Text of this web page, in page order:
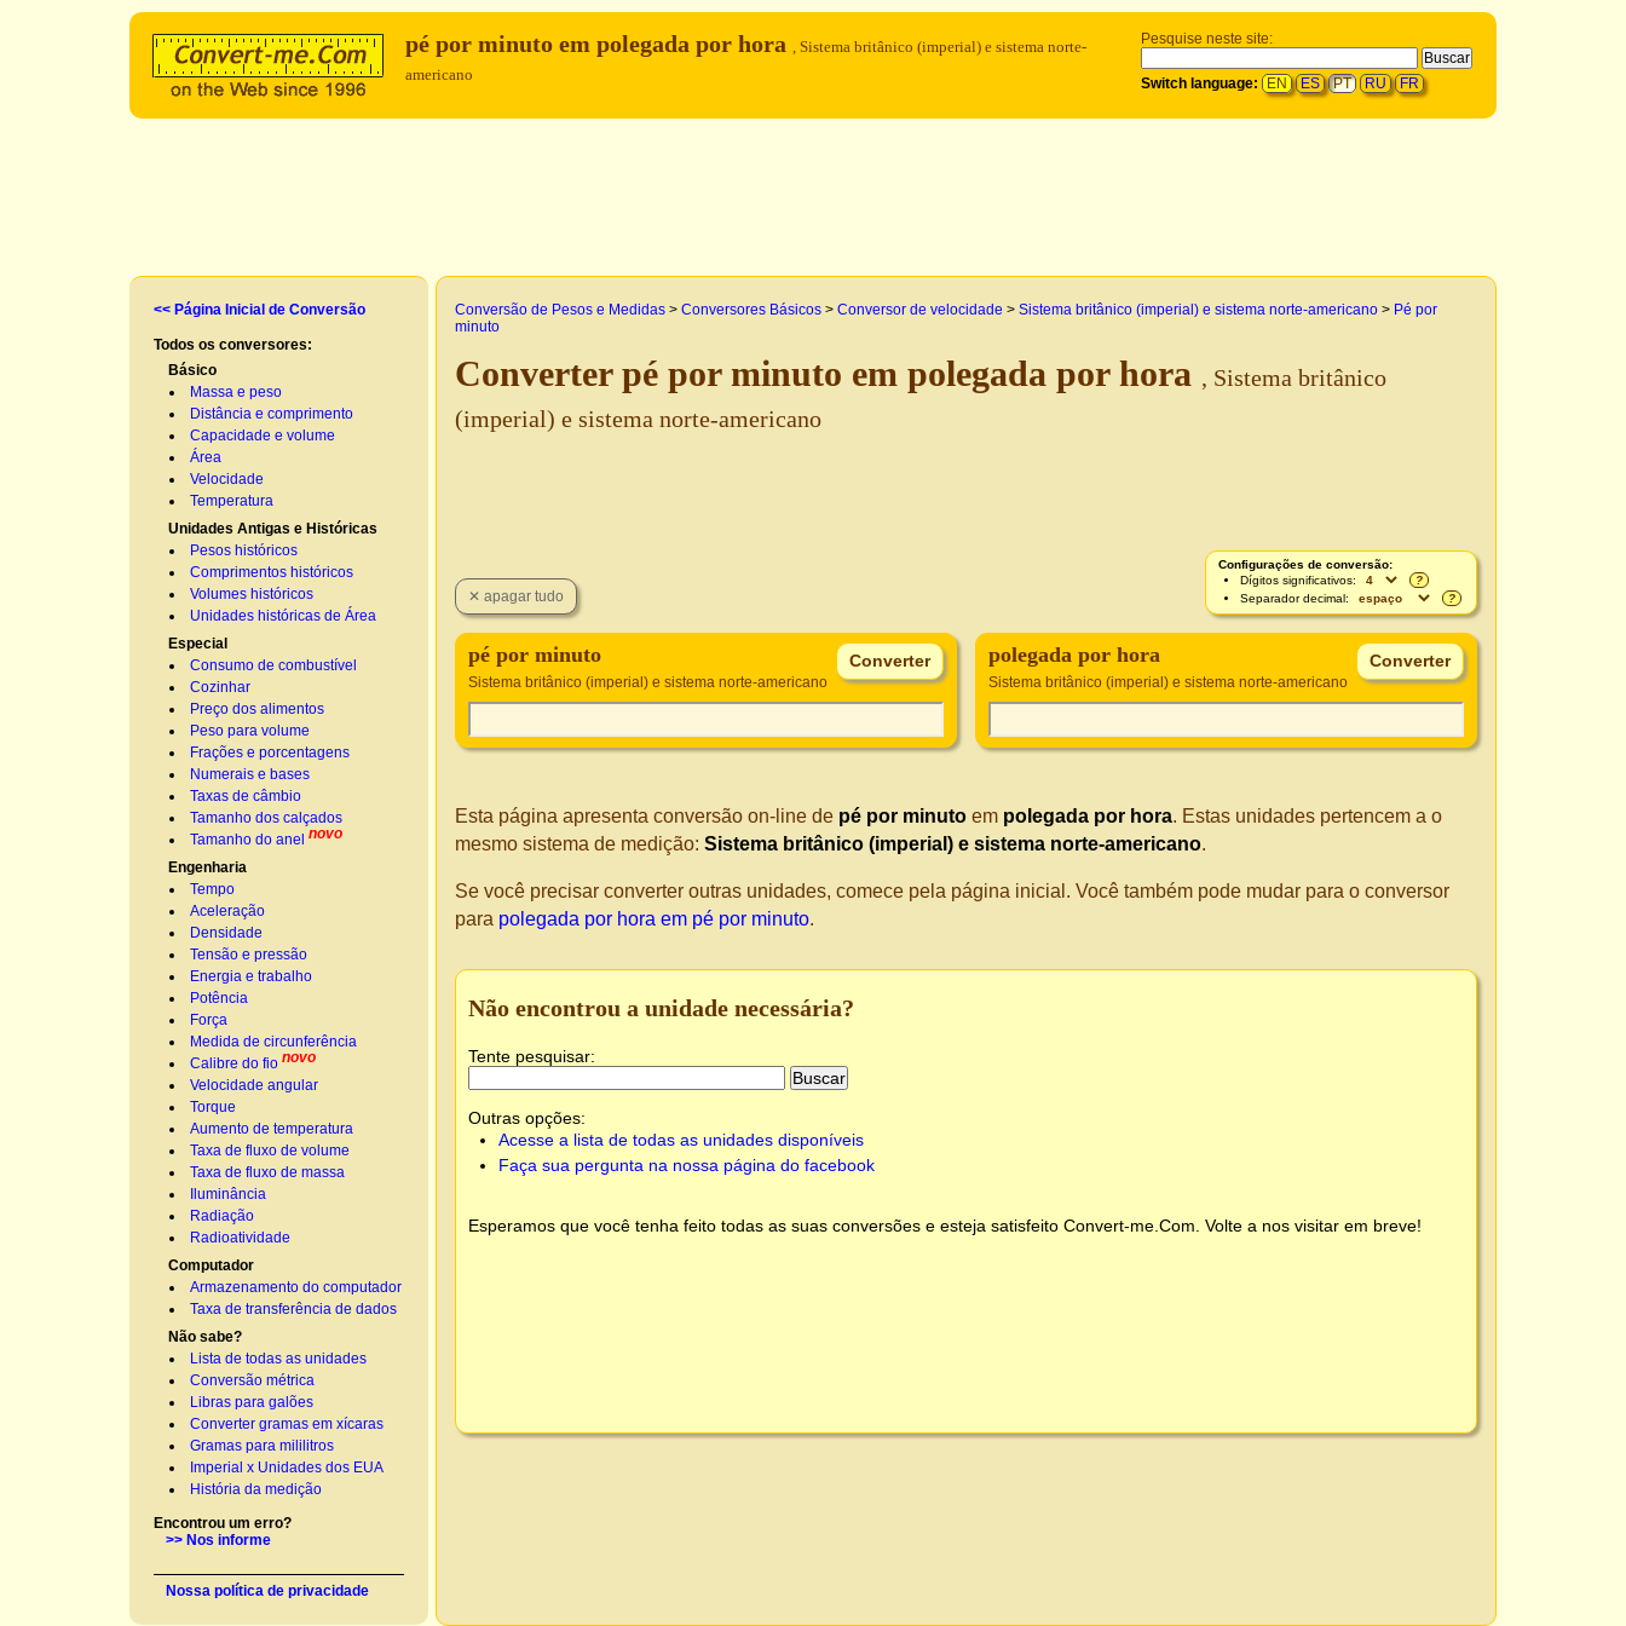
Pesquise neste site:
Switch language: EN ES PT RU FR
pé por minuto em polegada por hora , Sistema britânico (imperial) e sistema norte-
americano
<< Página Inicial de Conversão
Todos os conversores:
Básico
Massa e peso
Distância e comprimento
Capacidade e volume
Área
Velocidade
Temperatura
Unidades Antigas e Históricas
Pesos históricos
Comprimentos históricos
Volumes históricos
Unidades históricas de Área
Especial
Consumo de combustível
Cozinhar
Preço dos alimentos
Peso para volume
Frações e porcentagens
Numerais e bases
Taxas de câmbio
Tamanho dos calçados
Tamanho do anel novo
Engenharia
Tempo
Aceleração
Densidade
Tensão e pressão
Energia e trabalho
Potência
Força
Medida de circunferência
Calibre do fio novo
Velocidade angular
Torque
Aumento de temperatura
Taxa de fluxo de volume
Taxa de fluxo de massa
Iluminância
Radiação
Radioatividade
Computador
Armazenamento do computador
Taxa de transferência de dados
Não sabe?
Lista de todas as unidades
Conversão métrica
Libras para galões
Converter gramas em xícaras
Gramas para mililitros
Imperial x Unidades dos EUA
História da medição
Encontrou um erro?
>> Nos informe
Nossa política de privacidade
Conversão de Pesos e Medidas > Conversores Básicos > Conversor de velocidade > Sistema britânico (imperial) e sistema norte-americano > Pé por
minuto
Converter pé por minuto em polegada por hora , Sistema britânico
(imperial) e sistema norte-americano
Configurações de conversão:
Dígitos significativos:
?
Separador decimal:
?
pé por minuto
Sistema britânico (imperial) e sistema norte-americano
polegada por hora
Sistema britânico (imperial) e sistema norte-americano
Esta página apresenta conversão on-line de pé por minuto em polegada por hora. Estas unidades pertencem a o
mesmo sistema de medição: Sistema britânico (imperial) e sistema norte-americano.
Se você precisar converter outras unidades, comece pela página inicial. Você também pode mudar para o conversor
para polegada por hora em pé por minuto.
Não encontrou a unidade necessária?
Tente pesquisar:
Outras opções:
Acesse a lista de todas as unidades disponíveis
Faça sua pergunta na nossa página do facebook
Esperamos que você tenha feito todas as suas conversões e esteja satisfeito Convert-me.Com . Volte a nos visitar em breve!